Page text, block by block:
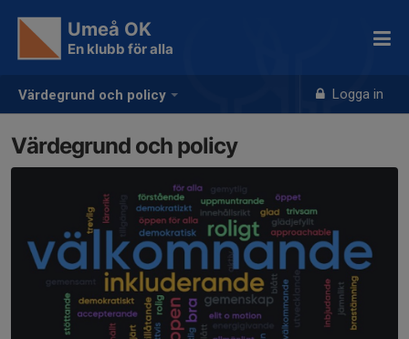
Värdegrund och policy Logga in
Umeå OK
En klubb för alla
Värdegrund och policy